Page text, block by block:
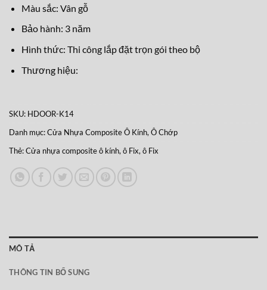
Màu sắc: Vân gỗ
Bảo hành: 3 năm
Hình thức: Thi công lắp đặt trọn gói theo bộ
Thương hiệu:
SKU: HDOOR-K14
Danh mục:Cửa Nhựa Composite Ô Kính, Ô Chớp
Thẻ:Cửa nhựa composite ô kính, ô Fix,ô Fix
MÔ TẢ
THÔNG TIN BỔ SUNG